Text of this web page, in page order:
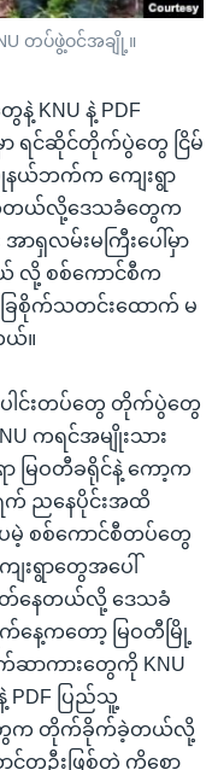
တပ်ဖွဲ့ဝင်အချို့။
KNU နဲ့ PDF
ာ ရင်ဆိုင်တိုက်ပွဲတွေ ငြိမ်
ယ်ဘက်က ကျေးရွာ
တ်တယ်လို့ဒေသခံတွေက
ာရှလမ်းမကြီးပေါ်မှာ
လို့ စစ်ကောင်စီက
ေစိုက်သတင်းထောက် မ
ယ်။
ပေါင်းတပ်တွေ တိုက်ပွဲတွေ
ကရင်အမျိုးသား
မြဝတီခရိုင်နဲ့ ကော့က
က် ညနေပိုင်းအထိ
မဲ့ စစ်ကောင်စီတပ်တွေ
ရွာတွေအပေါ်
တ်နေတယ်လို့ ဒေသခံ
နေ့ကတော့ မြဝတီမြို့
ာကားတွေကို KNU
PDF ပြည်သူ့
တွေက တိုက်ခိုက်ခဲ့တယ်လို့
င်တဦးဖြစ်တဲ့ ကိုစော